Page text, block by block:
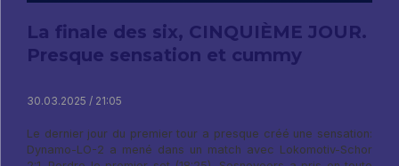
La finale des six, CINQUIÈME JOUR.
Presque sensation et cummy
30.03.2025 / 21:05
Le dernier jour du premier tour a presque créé une sensation:
Dynamo-LO-2 a mené dans un match avec Lokomotiv-Schor